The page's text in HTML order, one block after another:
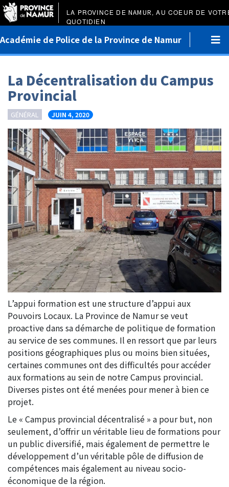
LA PROVINCE DE NAMUR, AU COEUR DE
QUOTIDIEN
Académie de Police de la Province de Namur
La Décentralisation du Campus
Provincial
GÉNÉRAL JUIN 4, 2020
L’appui formation est une structure d’appui aux
Pouvoirs Locaux. La Province de Namur se veut
proactive dans sa démarche de politique de formation
au service de ses communes. Il en ressort que par leurs
positions géographiques plus ou moins bien situées,
certaines communes ont des difficultés pour accéder
aux formations au sein de notre Campus provincial.
Diverses pistes ont été menées pour mener à bien ce
projet.
Le « Campus provincial décentralisé » a pour but, non
seulement, d’offrir un véritable lieu de formations pour
un public diversifié, mais également de permettre le
développement d’un véritable pôle de diffusion de
compétences mais également au niveau socio-
économique de la région.